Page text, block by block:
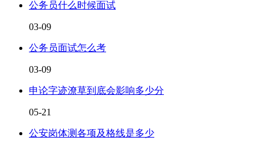
公务员什么时候面试
03-09
公务员面试怎么考
03-09
申论字迹潦草到底会影响多少分
05-21
公安岗体测各项及格线是多少